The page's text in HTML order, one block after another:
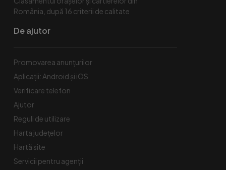
România, după 16 criterii de calitate
De ajutor
Promovarea anunțurilor
Aplicații: Android și iOS
Verificare telefon
Ajutor
Reguli de utilizare
Harta județelor
Hartă site
Servicii pentru agenții